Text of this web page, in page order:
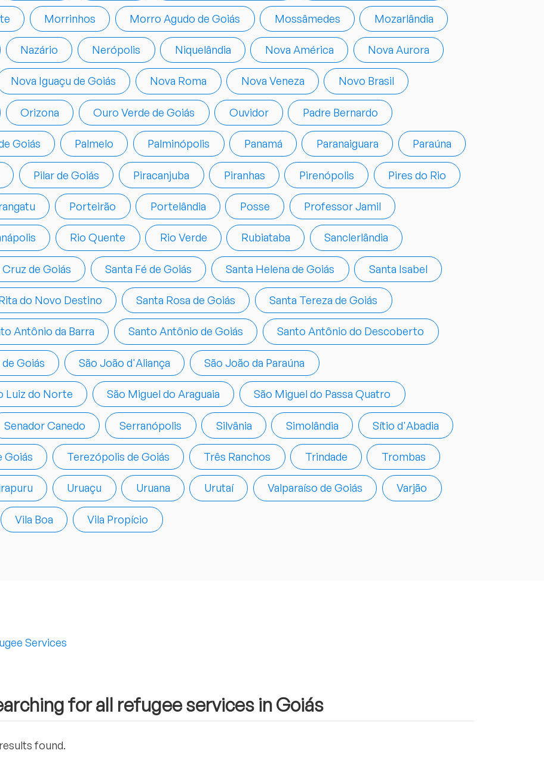
Morrinhos Morro Agudo de Goiás Mossâmedes Mozarlândia
Nazário Nerópolis Niquelândia Nova América Nova Aurora
Nova Iguaçu de Goiás Nova Roma Nova Veneza Novo Brasil
Orizona Ouro Verde de Goiás Ouvidor Padre Bernardo
Goiás Palmelo Palminópolis Panamá Paranaiguara Paraúna
Pilar de Goiás Piracanjuba Piranhas Pirenópolis Pires do Rio
Porteirão Portelândia Posse Professor Jamil
Rio Quente Rio Verde Rubiataba Sanclerlândia
Cruz de Goiás Santa Fé de Goiás Santa Helena de Goiás Santa Isabel
do Novo Destino Santa Rosa de Goiás Santa Tereza de Goiás
Antônio da Barra Santo Antônio de Goiás Santo Antônio do Descoberto
Goiás São João d'Aliança São João da Paraúna
Luiz do Norte São Miguel do Araguaia São Miguel do Passa Quatro
Senador Canedo Serranópolis Silvânia Simolândia Sítio d'Abadia
Goiás Terezópolis de Goiás Três Ranchos Trindade Trombas
Uruaçu Uruana Urutaí Valparaíso de Goiás Varjão
Vila Boa Vila Propício
Services
for all refugee services in Goiás
found.